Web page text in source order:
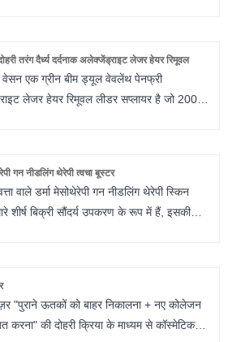
से अलग करता है। यहां बताया गया है कि चिकनी,
त्वचा पाने के लिए यह सर्वोत्तम विकल्प क्यों है:
तरंग दैर्ध्य दर्दनाक अलेक्जेंड्राइट लेजर हेयर रिमूवल
एक ग्रीन बीम ड्यूल वेवलेंथ पेनफ्री
लेजर हेयर रिमूवल लीडर सप्लायर है जो 2002
सर्टिफिकेट, आईएसओ 9001, और आईएसओ
कंट्रोल सर्टिफिकेट प्राप्त किया है।
गन नीडलिंग थेरेपी त्वचा बूस्टर
वाले डर्मा मेसोथेरेपी गन नीडलिंग थेरेपी स्किन
शीर्ष बिक्री सौंदर्य उपकरण के रूप में हैं, इसकी
आसान है और तकनीक परिपक्व है। हयालूरोनिक
त्वचा में इंजेक्ट करने से त्वचा की कोशिकाएं भरी-भरी
हैं। खुराक, इंजेक्शन की गहराई, सक्शन और अन्य
"पुराने ऊतकों को बाहर निकालना + नए कोलेजन
करना" की दोहरी क्रिया के माध्यम से कॉस्मेटिक